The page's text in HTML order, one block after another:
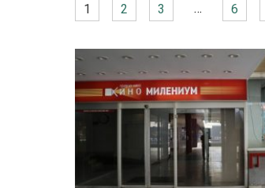
1 2 3 … 6